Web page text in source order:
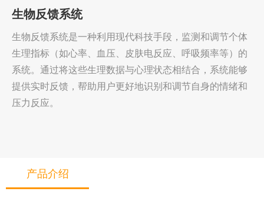
生物反馈系统
生物反馈系统是一种利用现代科技手段，监测和调节个体
生理指标（如心率、血压、皮肤电反应、呼吸频率等）的
系统。通过将这些生理数据与心理状态相结合，系统能够
提供实时反馈，帮助用户更好地识别和调节自身的情绪和
压力反应。
产品介绍